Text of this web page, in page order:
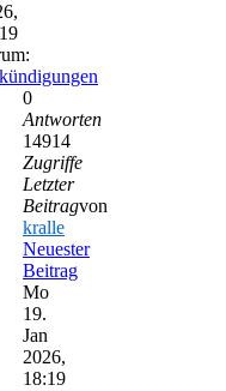
0
Antworten
14914
Zugriffe
Letzter
Beitragvon
kralle
Neuester
Beitrag
Mo
19.
Jan
2026,
18:19